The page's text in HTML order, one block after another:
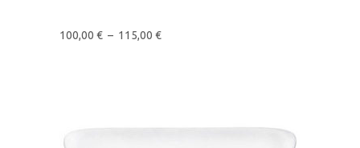
100,00 € – 115,00 €